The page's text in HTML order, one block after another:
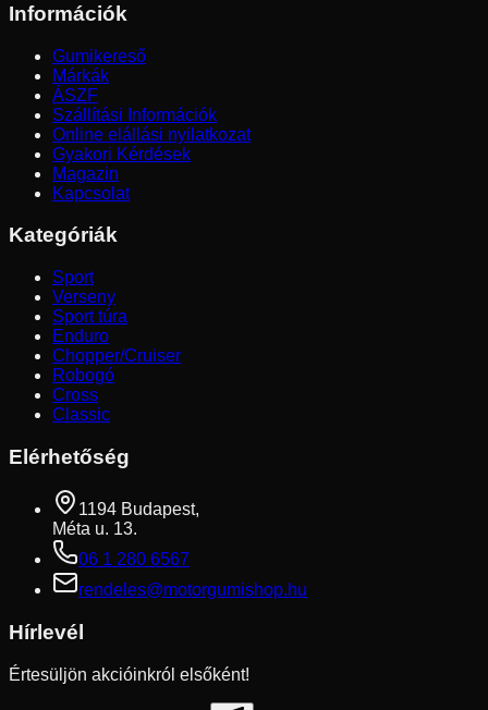
Információk
Gumikereső
Márkák
ÁSZF
Szállítási Információk
Online elállási nyilatkozat
Gyakori Kérdések
Magazin
Kapcsolat
Kategóriák
Sport
Verseny
Sport túra
Enduro
Chopper/Cruiser
Robogó
Cross
Classic
Elérhetőség
1194 Budapest,
Méta u. 13.
06 1 280 6567
rendeles@motorgumishop.hu
Hírlevél
Értesüljön akcióinkról elsőként!